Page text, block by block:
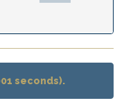
seconds).